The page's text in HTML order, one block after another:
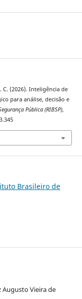
C. (2026). Inteligência de
para análise, decisão e
Pública (RIBSP),
Brasileiro de
Augusto Vieira de